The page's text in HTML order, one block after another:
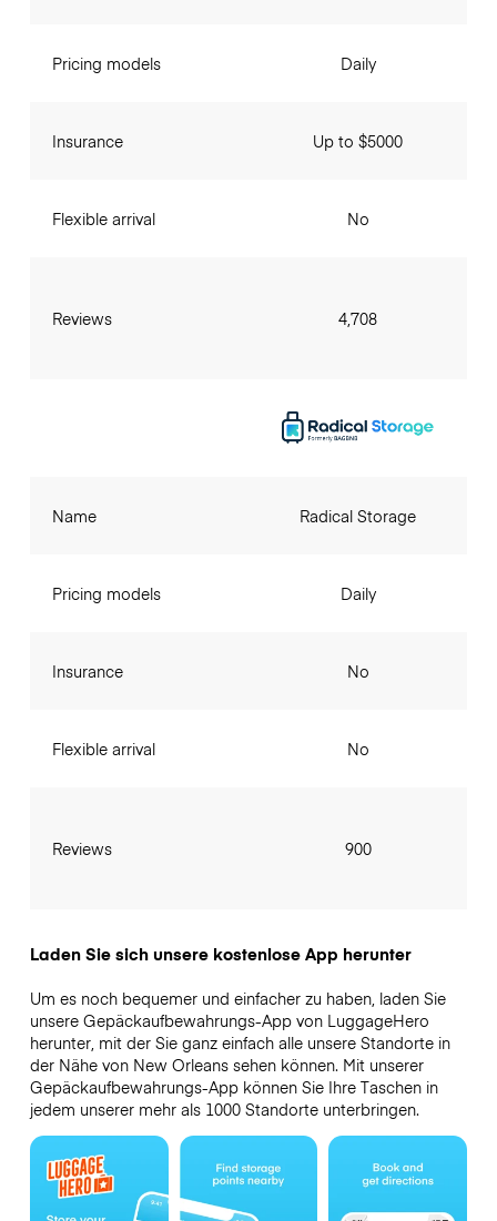
Pricing models
Insurance
Flexible arrival
Reviews
Daily
Up to $5000
No
4,708
Name
Pricing models
Insurance
Flexible arrival
Reviews
Radical Storage
Daily
No
No
900
Laden Sie sich unsere kostenlose App herunter
Um es noch bequemer und einfacher zu haben, laden Sie
unsere Gepäckaufbewahrungs-App von LuggageHero
herunter, mit der Sie ganz einfach alle unsere Standorte in
der Nähe von New Orleans sehen können. Mit unserer
Gepäckaufbewahrungs-App können Sie Ihre Taschen in
jedem unserer mehr als 1000 Standorte unterbringen.